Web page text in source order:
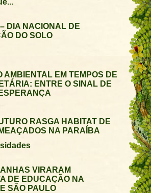
DIA NACIONAL DE
DO SOLO
AMBIENTAL EM TEMPOS DE
ENTRE O SINAL DE
RASGA HABITAT DE
NA PARAÍBA
VIRARAM
DE EDUCAÇÃO NA
SÃO PAULO